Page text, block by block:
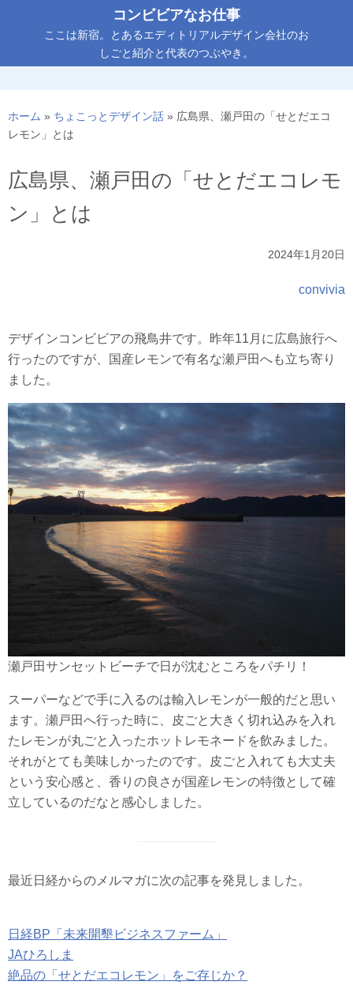
ン
へ
ス
ッ
プ
コンビビアなお仕事
ここは新宿。とあるエディトリアルデザイン会社のお
しごと紹介と代表のつぶやき。
ホーム » ちょこっとデザイン話 » 広島県、瀬戸田の「せとだエコ
レモン」とは
広島県、瀬戸田の「せとだエコレモ
ン」とは
2024年1月20日
convivia
デザインコンビビアの飛鳥井です。昨年11月に広島旅行へ
行ったのですが、国産レモンで有名な瀬戸田へも立ち寄り
ました。
瀬戸田サンセットビーチで日が沈むところをパチリ！
スーパーなどで手に入るのは輸入レモンが一般的だと思い
ます。瀬戸田へ行った時に、皮ごと大きく切れ込みを入れ
たレモンが丸ごと入ったホットレモネードを飲みました。
それがとても美味しかったのです。皮ごと入れても大丈夫
という安心感と、香りの良さが国産レモンの特徴として確
立しているのだなと感心しました。
最近日経からのメルマガに次の記事を発見しました。
日経BP「未来開墾ビジネスファーム」
JAひろしま
絶品の「せとだエコレモン」をご存じか？